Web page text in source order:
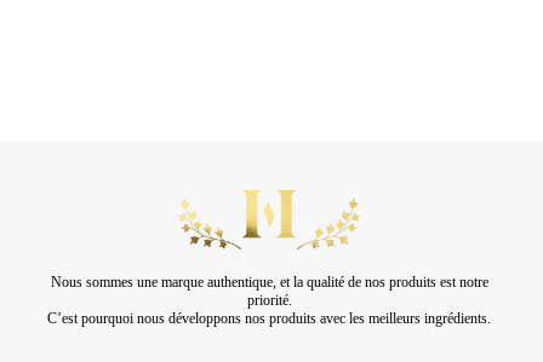
Nous sommes une marque authentique, et la qualité de nos produits est notre
priorité.
C’est pourquoi nous développons nos produits avec les meilleurs ingrédients.